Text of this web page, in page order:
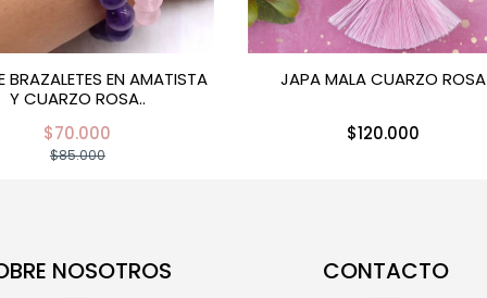
BRAZALETES EN AMATISTA
Y CUARZO ROSA..
$70.000
$85.000
JAPA MALA CUARZO ROSA
$120.000
NOSOTROS CONTACTO